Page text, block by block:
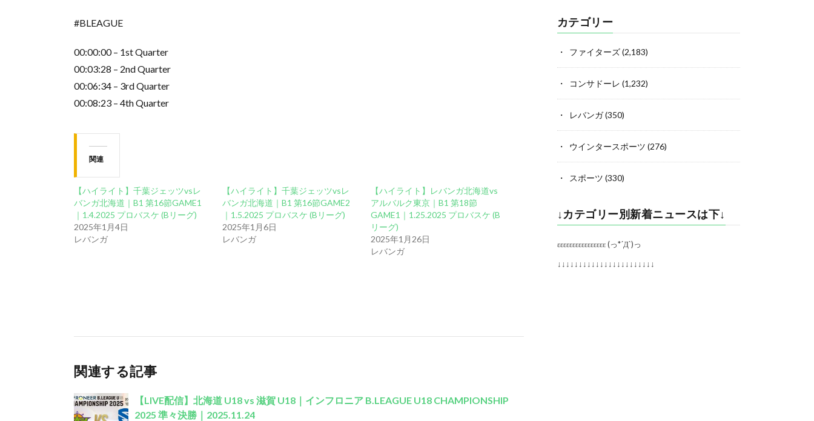
#BLEAGUE
00:00:00 – 1st Quarter
00:03:28 – 2nd Quarter
00:06:34 – 3rd Quarter
00:08:23 – 4th Quarter
関連
【ハイライト】千葉ジェッツvsレ
バンガ北海道｜B1 第16節GAME1
｜1.4.2025 プロバスケ (Bリーグ)
2025年1月4日
レバンガ
【ハイライト】千葉ジェッツvsレ
バンガ北海道｜B1 第16節GAME2
｜1.5.2025 プロバスケ (Bリーグ)
2025年1月6日
レバンガ
【ハイライト】レバンガ北海道vs
アルバルク東京｜B1 第18節
GAME1｜1.25.2025 プロバスケ (B
リーグ)
2025年1月26日
レバンガ
関連する記事
【LIVE配信】北海道 U18 vs 滋賀 U18｜インフロニア B.LEAGUE U18 CHAMPIONSHIP
2025 準々決勝｜2025.11.24
カテゴリー
ファイターズ(2,183)
コンサドーレ (1,232)
レバンガ(350)
ウインタースポーツ (276)
スポーツ (330)
↓カテゴリー別新着ニュースは下↓
εεεεεεεεεεεεεεεε (っ*´Д`)っ
↓↓↓↓↓↓↓↓↓↓↓↓↓↓↓↓↓↓↓↓↓↓↓